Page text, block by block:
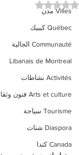
Villes مدن
Québec كيبيك
Communauté الجالية
Libanais de Montreal
Activités نشاطات
Arts et culture فنون وثقافة
Tourisme سياحة
Diaspora شتات
Canada كندا
تم التقييم بـ ليس رقمًا